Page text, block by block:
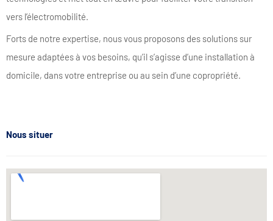
vers l’électromobilité.
Forts de notre expertise, nous vous proposons des solutions sur
mesure adaptées à vos besoins, qu’il s’agisse d’une installation à
domicile, dans votre entreprise ou au sein d’une copropriété.
Nous situer